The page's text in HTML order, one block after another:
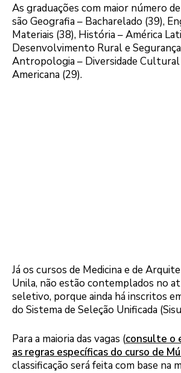
As graduações com maior número
são Geografia – Bacharelado (39),
Materiais (38), História – América
Desenvolvimento Rural e
Antropologia – Diversidade
Americana (29).
Já os cursos de Medicina e de
Unila, não estão contemplados no
seletivo, porque ainda há inscritos
do Sistema de Seleção Unificada
Para a maioria das vagas (consulte o
as regras específicas do curso de
classificação será feita com base na